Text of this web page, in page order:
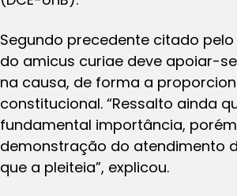
Segundo precedente citado
do amicus curiae deve apoiar-
na causa, de forma a
constitucional. “Ressalto ainda
fundamental importância,
demonstração do atendimento
que a pleiteia”, explicou.